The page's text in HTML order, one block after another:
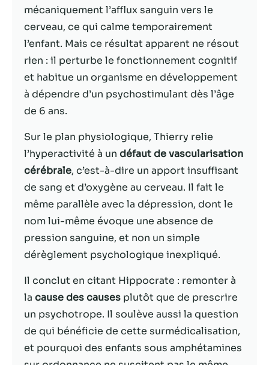
mécaniquement l’afflux sanguin vers le
cerveau, ce qui calme temporairement
l’enfant. Mais ce résultat apparent ne résout
rien : il perturbe le fonctionnement cognitif
et habitue un organisme en développement
à dépendre d’un psychostimulant dès l’âge
de 6 ans.
Sur le plan physiologique, Thierry relie
l’hyperactivité à un défaut de vascularisation
cérébrale, c’est-à-dire un apport insuffisant
de sang et d’oxygène au cerveau. Il fait le
même parallèle avec la dépression, dont le
nom lui-même évoque une absence de
pression sanguine, et non un simple
dérèglement psychologique inexpliqué.
Il conclut en citant Hippocrate : remonter à
la cause des causes plutôt que de prescrire
un psychotrope. Il soulève aussi la question
de qui bénéficie de cette surmédicalisation,
et pourquoi des enfants sous amphétamines
Statistiques
Afin que nous
puissions
améliorer la
fonctionnalité
et la structure
du site Web,
dont le site
Web est
utilisé.
Experience
Afin que notre
site Web
fonctionne
aussi bien que
de votre visite.
Si vous refusez
ces cookies,
certaines
fonctionnalités
disparaîtront
du site Web.